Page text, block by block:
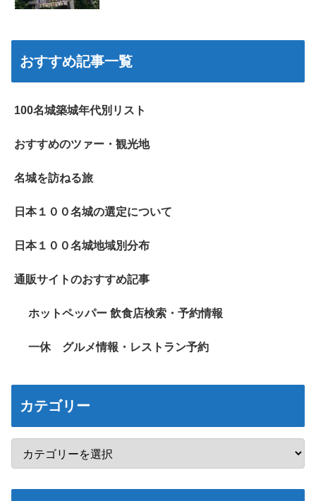
おすすめ記事一覧
100名城築城年代別リスト
おすすめのツァー・観光地
名城を訪ねる旅
日本１００名城の選定について
日本１００名城地域別分布
通販サイトのおすすめ記事
ホットペッパー 飲食店検索・予約情報
一休 グルメ情報・レストラン予約
カテゴリー